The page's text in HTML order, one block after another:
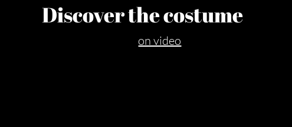
Discover the costume
on video